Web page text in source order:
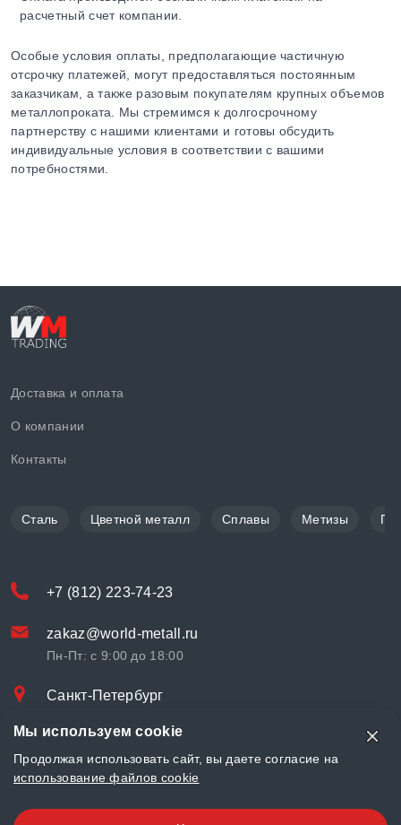
расчетный счет компании.
Особые условия оплаты, предполагающие частичную
отсрочку платежей, могут предоставляться постоянным
заказчикам, а также разовым покупателям крупных объемов
металлопроката. Мы стремимся к долгосрочному
партнерству с нашими клиентами и готовы обсудить
индивидуальные условия в соответствии с вашими
потребностями.
Доставка и оплата
О компании
Контакты
Сталь Цветной металл Сплавы Метизы
+7 (812) 223-74-23
zakaz@world-metall.ru
Пн-Пт: с 9:00 до 18:00
Санкт-Петербург
© «World Metall» 2025, Разработка и комплексное продвижение
"LCAgency"
Мы используем cookie
Продолжая использовать сайт, вы даете согласие на
использование файлов cookie